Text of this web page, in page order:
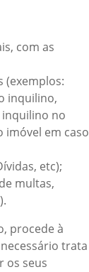
com as
(exemplos:
inquilino,
no
em caso
etc);
multas,
procede à
trata
os seus